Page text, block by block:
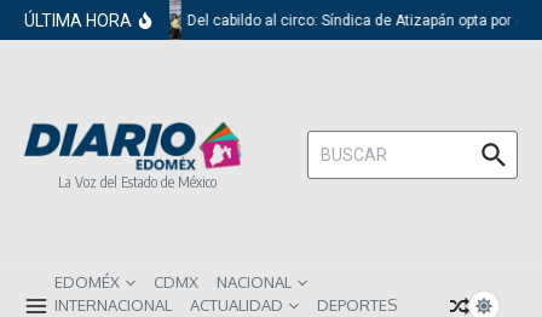
Saltar al contenido
ÚLTIMA HORA Del cabildo al circo: Síndica de Atizapán opta por el
La Voz del Estado de México
Buscar:
EDOMÉX CDMX
NACIONAL
INTERNACIONAL
ACTUALIDAD
DEPORTES